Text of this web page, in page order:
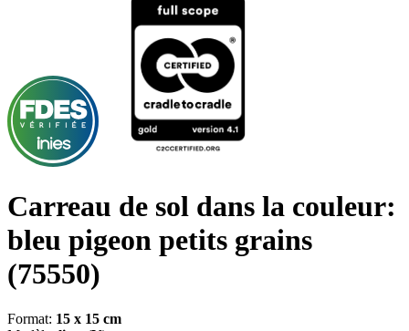
Carreau de sol dans la couleur:
bleu pigeon petits grains
(75550)
Format: 15 x 15 cm